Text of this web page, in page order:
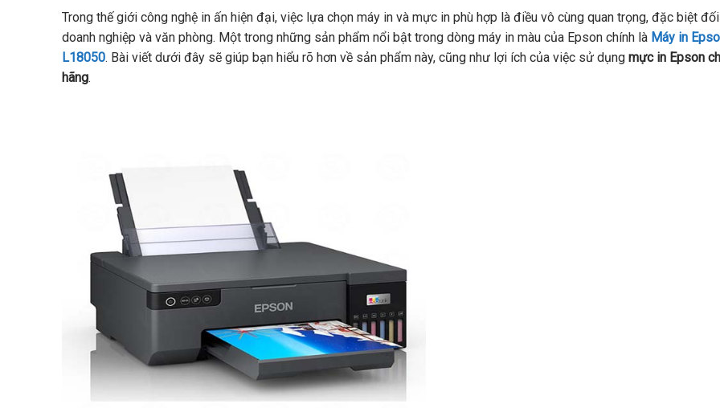
Trong thế giới công nghệ in ấn hiện đại, việc lựa chọn máy in và mực in phù hợp là điều vô cùng quan trọng, đặc biệt
doanh nghiệp và văn phòng. Một trong những sản phẩm nổi bật trong dòng máy in màu của Epson chính là Máy in
L18050. Bài viết dưới đây sẽ giúp bạn hiểu rõ hơn về sản phẩm này, cũng như lợi ích của việc sử dụng mực in Epson
hãng.